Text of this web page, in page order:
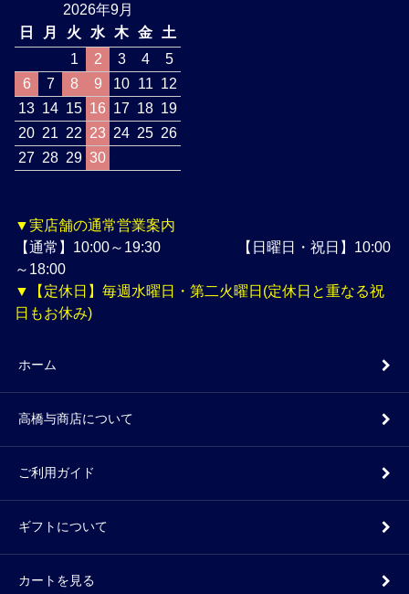
2026年9月
日
月 火 水 木 金
土
1
2 3 4
5
6
7 8 9 10 11 12
13 14 15 16 17 18 19
20 21 22 23 24 25 26
27 28 29 30
▼実店舗の通常営業案内
【通常】10:00～19:30 【日曜日・祝日】10:00
～18:00
▼【定休日】毎週水曜日・第二火曜日(定休日と重なる祝
日もお休み)
ホーム
高橋与商店について
ご利用ガイド
ギフトについて
カートを見る